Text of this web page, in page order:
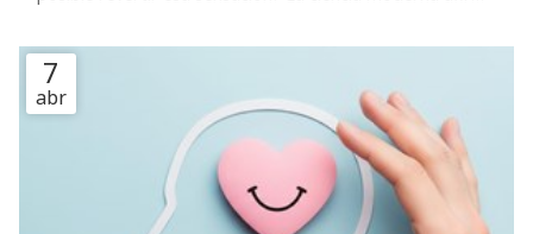
preocupación. ¿Quieres conocer los beneficios de
nuestras charlas y talleres de memoria para adultos?
¡Sigue leyendo! 1. Construcción de una reserva cognitiva
abr